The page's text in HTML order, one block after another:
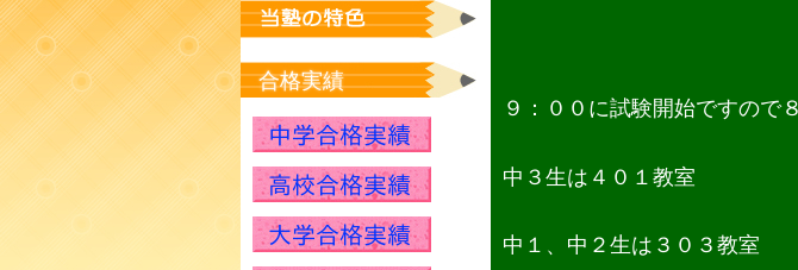
９：００に試験開始ですので
中３生は４０１教室
中１、中２生は３０３教室
合格実績